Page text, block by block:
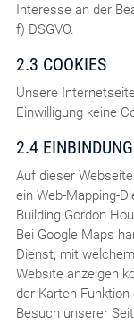
Interesse an der
f) DSGVO.
2.3 COOKIES
Unsere
Einwilligung keine
2.4
Auf dieser
ein Web-Mapping-
Building Gordon
Bei Google Maps
Dienst, mit
Website anzeigen
der Karten-
Besuch unserer